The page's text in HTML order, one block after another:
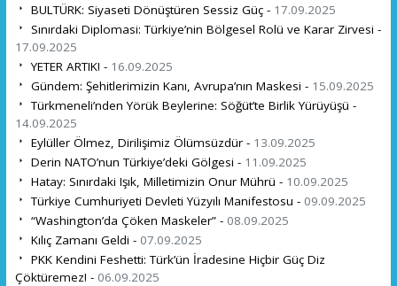
BULTÜRK: Siyaseti Dönüştüren Sessiz Güç - 17.09.2025
Sınırdaki Diplomasi: Türkiye’nin Bölgesel Rolü ve Karar Zirvesi -
17.09.2025
YETER ARTIK! - 16.09.2025
Gündem: Şehitlerimizin Kanı, Avrupa’nın Maskesi - 15.09.2025
Türkmeneli’nden Yörük Beylerine: Söğüt’te Birlik Yürüyüşü -
14.09.2025
Eylüller Ölmez, Dirilişimiz Ölümsüzdür - 13.09.2025
Derin NATO’nun Türkiye’deki Gölgesi - 11.09.2025
Hatay: Sınırdaki Işık, Milletimizin Onur Mührü - 10.09.2025
Türkiye Cumhuriyeti Devleti Yüzyılı Manifestosu - 09.09.2025
“Washington’da Çöken Maskeler” - 08.09.2025
Kılıç Zamanı Geldi - 07.09.2025
PKK Kendini Feshetti: Türk’ün İradesine Hiçbir Güç Diz
Çöktüremez! - 06.09.2025